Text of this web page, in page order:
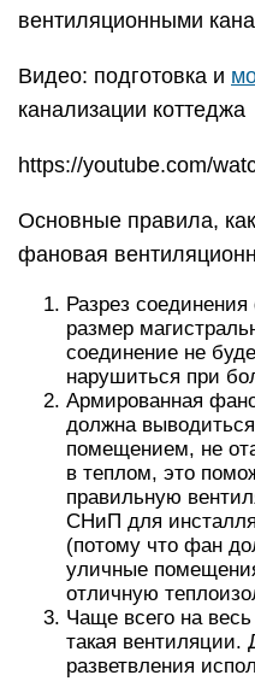
вентиляционными
Видео: подготовка и
канализации коттеджа
https://youtube.com/
Основные правила,
фановая
Разрез
размер
соединение не
нарушиться при
Армированная
должна
помещением, не
в теплом, это
правильную
СНиП для
(потому что фан
уличные
отличную
Чаще всего на
такая вентиляции.
разветвления